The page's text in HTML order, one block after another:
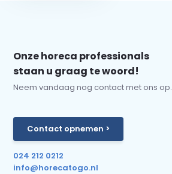
Onze horeca professionals
staan u graag te woord!
Neem vandaag nog contact met ons op.
Contact opnemen >
024 212 0212
info@horecatogo.nl